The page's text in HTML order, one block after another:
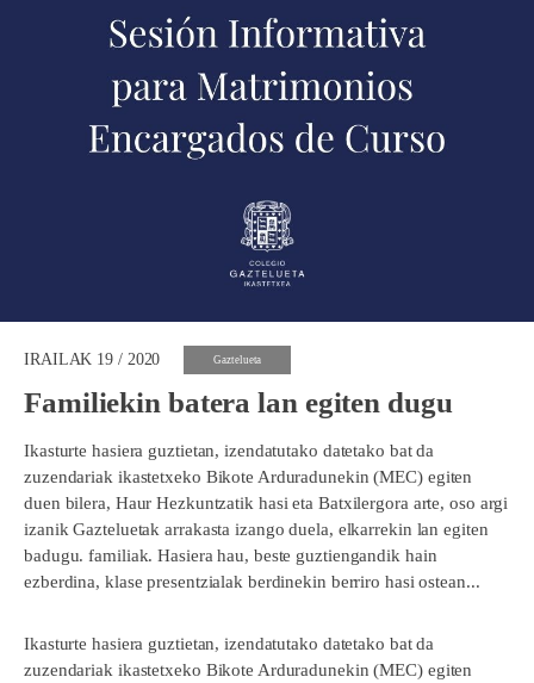
IRAILAK 19 / 2020 Gaztelueta
Familiekin batera lan egiten dugu
Ikasturte hasiera guztietan, izendatutako datetako bat da
zuzendariak ikastetxeko Bikote Arduradunekin (MEC) egiten
duen bilera, Haur Hezkuntzatik hasi eta Batxilergora arte, oso argi
izanik Gazteluetak arrakasta izango duela, elkarrekin lan egiten
badugu. familiak. Hasiera hau, beste guztiengandik hain
ezberdina, klase presentzialak berdinekin berriro hasi ostean...
Ikasturte hasiera guztietan, izendatutako datetako bat da
zuzendariak ikastetxeko Bikote Arduradunekin (MEC) egiten